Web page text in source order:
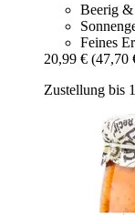
Beerig
Feines
20,99 € (47,70
Zustellung bis